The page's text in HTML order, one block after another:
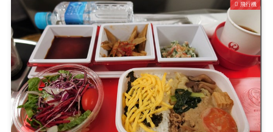
飛行機